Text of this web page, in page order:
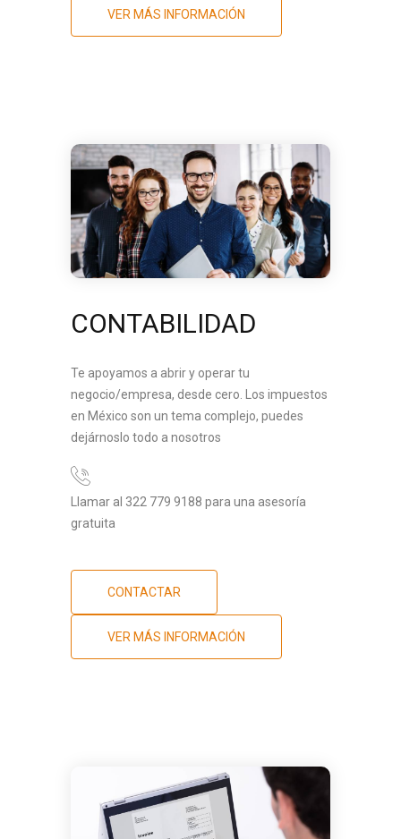
VER MÁS INFORMACIÓN
CONTABILIDAD
Te apoyamos a abrir y operar tu
negocio/empresa, desde cero. Los impuestos
en México son un tema complejo, puedes
dejárnoslo todo a nosotros
Llamar al 322 779 9188 para una asesoría
gratuita
CONTACTAR
VER MÁS INFORMACIÓN